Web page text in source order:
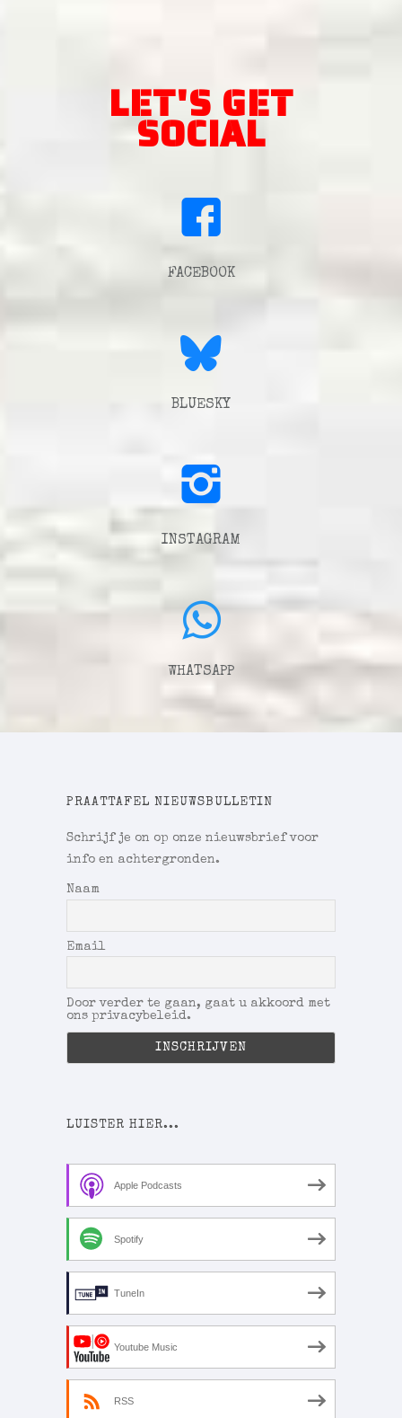
LET'S GET
SOCIAL
FACEBOOK
BLUESKY
INSTAGRAM
WHATSAPP
PRAATTAFEL NIEUWSBULLETIN
Schrijf je on op onze nieuwsbrief voor
info en achtergronden.
Naam
Email
Door verder te gaan, gaat u akkoord met
ons privacybeleid.
LUISTER HIER...
Apple Podcasts
Spotify
TuneIn
Youtube Music
RSS